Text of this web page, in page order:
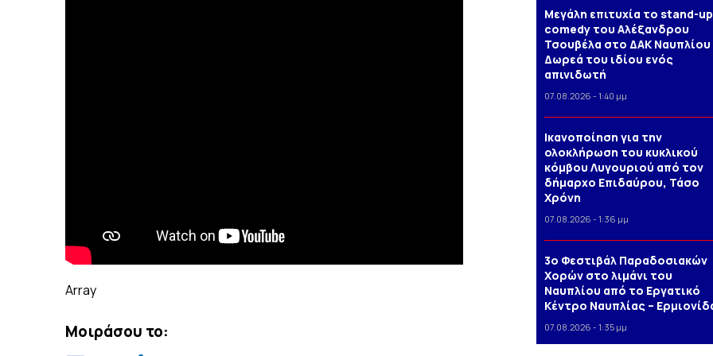
Array
Μοιράσου το:
Μεγάλη επιτυχία το stand-up
comedy του Αλέξανδρου
Τσουβέλα στο ΔΑΚ Ναυπλίου
Δωρεά του ιδίου ενός
απινιδωτή
07.08.2026 - 1:40 μμ
Iκανοποίηση για την
ολοκλήρωση του κυκλικού
κόμβου Λυγουριού από τον
δήμαρχο Επιδαύρου, Τάσο
Χρόνη
07.08.2026 - 1:36 μμ
3o Φεστιβάλ Παραδοσιακών
Χορών στο λιμάνι του
Ναυπλίου από το Εργατικό
Κέντρο Ναυπλίας –
07.08.2026 - 1:35 μμ